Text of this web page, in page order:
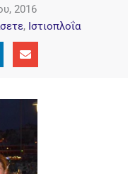
2016
, Ιστιοπλοΐα